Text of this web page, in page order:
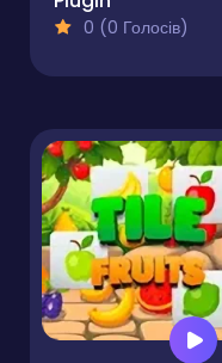
0 (0 Голосів)